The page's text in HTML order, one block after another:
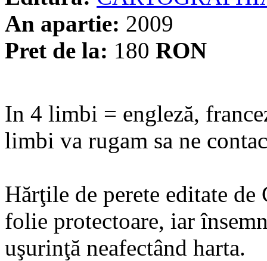
An apartie: 2009
Pret de la: 180 RON
In 4 limbi = engleză,
limbi va rugam sa ne
Hărţile de perete editate
folie protectoare, iar
uşurinţă neafectând harta.